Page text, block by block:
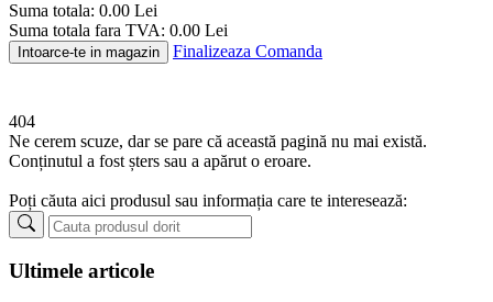
Suma totala: 0.00 Lei
Suma totala fara TVA: 0.00 Lei
Intoarce-te in magazin Finalizeaza Comanda
404
Ne cerem scuze, dar se pare că această pagină nu mai există.
Conținutul a fost șters sau a apărut o eroare.
Poți căuta aici produsul sau informația care te interesează:
Ultimele articole